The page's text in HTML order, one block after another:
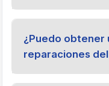
¿Puedo obtener
reparaciones